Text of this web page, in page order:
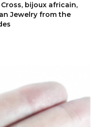
bijoux africain,
Jewelry from the